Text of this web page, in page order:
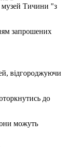
музей Тичини "з
запрошених
відгороджуючи
до
можуть